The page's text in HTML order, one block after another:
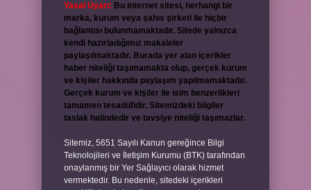
Yasal Uyarı: Bu internet sitesi, herhangi bir
marka, kurum veya şahıs şirketi ile hiçbir
bağlantısı bulunmamaktadır. Sitede yalnızca
kendi hazırladığımız makaleler
paylaşılmaktadır. Burada yer alan içerikler
haber niteliği taşımamakta olup, gerçek kurum
ve kişiler hakkında paylaşım yapılmamaktadır.
Gerçek kurum ve kişiler ile isim benzerlikleri
tamamen tesadüfidir. Sitemizdeki bilgiler
taslak halindedir ve tavsiye niteliği taşımazlar.
Sitemiz, 5651 Sayılı Kanun gereğince Bilgi
Teknolojileri ve İletişim Kurumu (BTK) tarafından
onaylanmış bir Yer Sağlayıcı olarak hizmet
vermektedir. Bu nedenle, sitedeki içerikleri